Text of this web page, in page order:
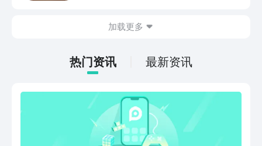
触即发、百人团大战等您来加盟，与兄弟
验、精彩纷呈的战斗模式…非常丰富的游
戏内容，不断加入新玩法，确保让您玩得
加载更多
热门资讯 最新资讯